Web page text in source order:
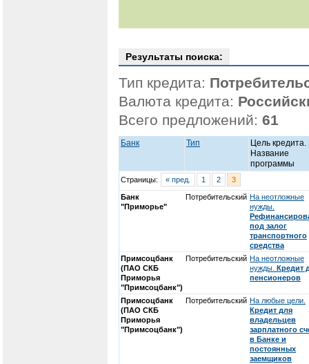
Результаты поиска:
Тип кредита:
Валюта кредита:
Всего предложений: 61
Банк Тип
Цель кредита.
Название
программы
Страницы: « пред. 1 2 3
Банк
"Приморье"
Потребительский На неотложные
нужды.
под залог
транспортного
средства
Примсоцбанк
(ПАО СКБ
Приморья
"Примсоцбанк")
Потребительский На неотложные
нужды. Кредит
пенсионеров
Примсоцбанк
(ПАО СКБ
Приморья
"Примсоцбанк")
Потребительский На любые цели.
Кредит для
владельцев
зарплатного
в Банке и
постоянных
заемщиков